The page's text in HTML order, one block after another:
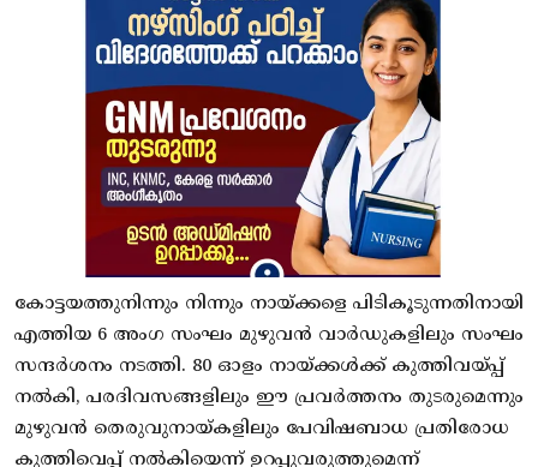
കോട്ടയത്തുനിന്നും നിന്നും നായ്ക്കളെ പിടികൂടുന്നതിനായി
എത്തിയ 6 അംഗ സംഘം മുഴുവൻ വാർഡുകളിലും സംഘം
സന്ദർശനം നടത്തി. 80 ഓളം നായ്ക്കൾക്ക് കുത്തിവയ്പ്പ്
നൽകി, പരദിവസങ്ങളിലും ഈ പ്രവർത്തനം തുടരുമെന്നും
മുഴുവൻ തെരുവുനായ്കളിലും പേവിഷബാധ പ്രതിരോധ
കുത്തിവെപ്പ് നൽകിയെന്ന് ഉറപ്പുവരുത്തുമെന്ന്